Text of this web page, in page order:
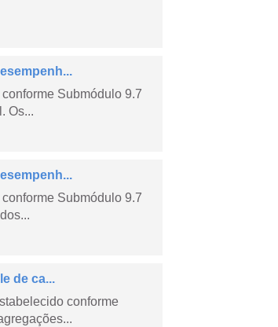
Submódulo 9.7
Os...
Submódulo 9.7
de ca...
conforme